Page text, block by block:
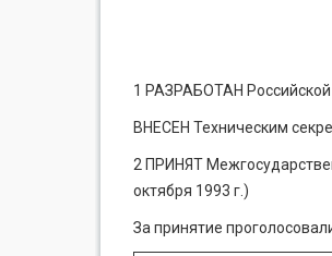
1 РАЗРАБОТАН
ВНЕСЕН Техническим
2 ПРИНЯТ
октября 1993 г.)
За принятие